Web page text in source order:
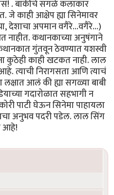
. बाकीचे सगळे कलाकार
जे काही आक्षेप ह्या सिनेमावर
देशाचा अपमान वगैरे...वगैरे...)
नाहीत. कथानकाच्या अनुषंगाने
गुंतवून ठेवण्यात यशस्वी
कुठेही काही खटकत नाही. लाल
त्याची निरागसता आणि त्याचं
आलं की ह्या सगळ्या बाबी
गदारोळात सहभागी न
पाटी घेऊन सिनेमा पाहायला
अनुभव पदरी पडेल. लाल सिंग
आहे!